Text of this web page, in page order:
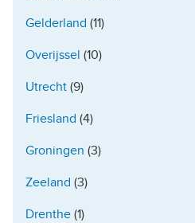
Gelderland (11)
Overijssel (10)
Utrecht (9)
Friesland (4)
Groningen (3)
Zeeland (3)
Drenthe (1)